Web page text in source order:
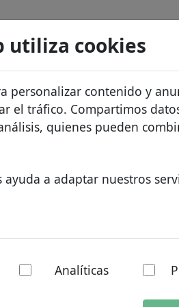
utiliza cookies
personalizar contenido y
el tráfico. Compartimos
quienes pueden
a adaptar nuestros
Analíticas
de dominiosProtección de ID
Alojamiento DNS
WHOIS
los
EV –